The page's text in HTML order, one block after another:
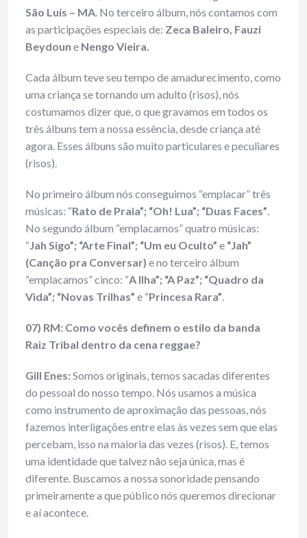
São Luís – MA. No terceiro álbum, nós contamos com
as participações especiais de: Zeca Baleiro, Fauzi
Beydoun e Nengo Vieira.
Cada álbum teve seu tempo de amadurecimento, como
uma criança se tornando um adulto (risos), nós
costumamos dizer que, o que gravamos em todos os
três álbuns tem a nossa essência, desde criança até
agora. Esses álbuns são muito particulares e peculiares
(risos).
No primeiro álbum nós conseguimos “emplacar” três
músicas: “Rato de Praia”; “Oh! Lua”; “Duas Faces”.
No segundo álbum “emplacamos” quatro músicas:
“Jah Sigo”; “Arte Final”; “Um eu Oculto” e “Jah”
(Canção pra Conversar) e no terceiro álbum
“emplacamos” cinco: “A Ilha”; “A Paz”; “Quadro da
Vida”; “Novas Trilhas” e “Princesa Rara”.
07) RM: Como vocês definem o estilo da banda
Raiz Tribal dentro da cena reggae?
Gill Enes:Somos originais, temos sacadas diferentes
do pessoal do nosso tempo. Nós usamos a música
como instrumento de aproximação das pessoas, nós
fazemos interligações entre elas às vezes sem que elas
percebam, isso na maioria das vezes (risos). E, temos
uma identidade que talvez não seja única, mas é
diferente. Buscamos a nossa sonoridade pensando
primeiramente a que público nós queremos direcionar
e aí acontece.